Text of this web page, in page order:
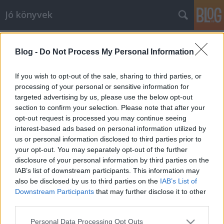
Blog - Do Not Process My Personal Information
If you wish to opt-out of the sale, sharing to third parties, or
processing of your personal or sensitive information for
targeted advertising by us, please use the below opt-out
section to confirm your selection. Please note that after your
opt-out request is processed you may continue seeing
interest-based ads based on personal information utilized by
us or personal information disclosed to third parties prior to
your opt-out. You may separately opt-out of the further
disclosure of your personal information by third parties on the
IAB’s list of downstream participants. This information may
also be disclosed by us to third parties on the IAB’s List of
Downstream Participants that may further disclose it to other
Please note that this website/app uses one or more Google
Personal Data Processing Opt Outs
Jó könyvek
Finy Petra: Madárasszony
Nagyon szeretem Finy Petra gyerekkönyveit, így
nagy érdeklődéssel vártam első felnőtt regényét is,
főleg mert a téma is nagyon megkapó volt. Így
olvasás után azt mondom, nem rossz ez első
próbálkozásnak, de vannak azért gyerekbetegségei
is. Rögtön az elején a nevek: a…
Carol McCleary: A gyilkosság
alkímiája